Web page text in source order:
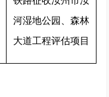
河湿地公园、森林
大道工程评估项目